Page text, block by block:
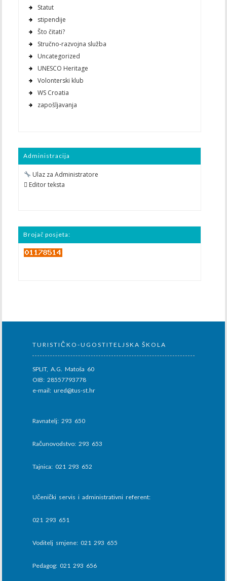
Statut
stipendije
Što čitati?
Stručno-razvojna služba
Uncategorized
UNESCO Heritage
Volonterski klub
WS Croatia
zapošljavanja
Administracija
Ulaz za Administratore
 Editor teksta
Brojač posjeta:
TURISTIČKO-UGOSTITELJSKA ŠKOLA
SPLIT, A.G. Matoša 60
OIB: 28557793778
e-mail: ured@tus-st.hr
Ravnatelj: 293 650
Računovodstvo: 293 653
Tajnica: 021 293 652
Učenički servis i administrativni referent:
021 293 651
Voditelj smjene: 021 293 655
Pedagog: 021 293 656